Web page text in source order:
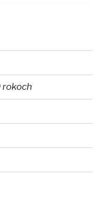
rokoch